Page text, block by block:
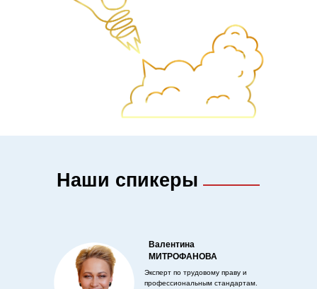
Наши спикеры
Валентина
МИТРОФАНОВА
Эксперт по трудовому праву и
профессиональным стандартам.